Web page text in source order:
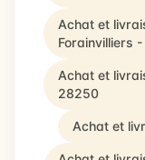
Achat et
Forainvilliers
Achat et
28250
Achat et